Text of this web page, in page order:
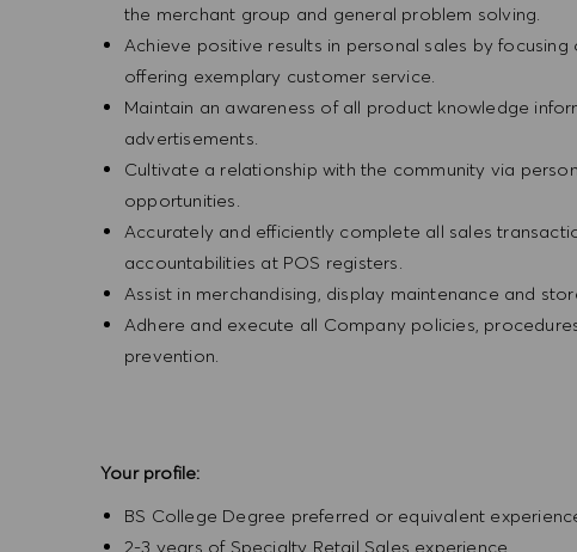
the merchant group and general problem solving.
Achieve positive results in personal sales by
offering exemplary customer service.
Maintain an awareness of all product knowledge
advertisements.
Cultivate a relationship with the community via
opportunities.
Accurately and efficiently complete all sales
accountabilities at POS registers.
Assist in merchandising, display maintenance and
Adhere and execute all Company policies,
prevention.
Your profile:
BS College Degree preferred or equivalent
2-3 years of Specialty Retail Sales experience